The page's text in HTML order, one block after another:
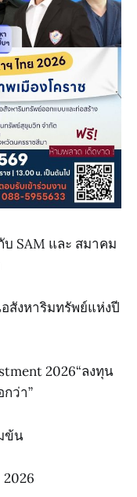
SAM และ สมาคม
สังหาริมทรัพย์แห่งปี
2026“ลงทุน
ว่า”
ข้น
2026